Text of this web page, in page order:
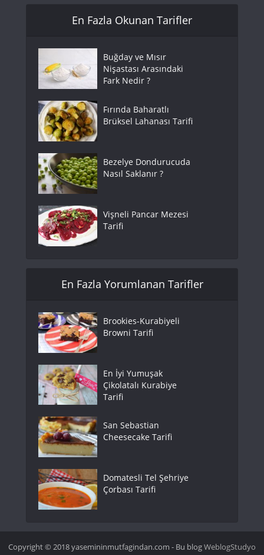
En Fazla Okunan Tarifler
Buğday ve Mısır
Nişastası Arasındaki
Fark Nedir ?
Fırında Baharatlı
Brüksel Lahanası Tarifi
Bezelye Dondurucuda
Nasıl Saklanır ?
Vişneli Pancar Mezesi
Tarifi
En Fazla Yorumlanan Tarifler
Brookies-Kurabiyeli
Browni Tarifi
En İyi Yumuşak
Çikolatalı Kurabiye
Tarifi
San Sebastian
Cheesecake Tarifi
Domatesli Tel Şehriye
Çorbası Tarifi
Copyright © 2018 yasemininmutfagindan.com - Bu blogWeblogStudyo